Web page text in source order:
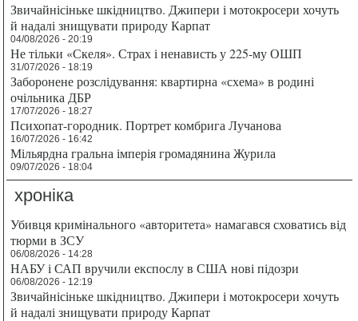
Звичайнісіньке шкідництво. Джипери і мотокросери хочуть
й надалі знищувати природу Карпат
04/08/2026 - 20:19
Не тільки «Скеля». Страх і ненависть у 225-му ОШП
31/07/2026 - 18:19
Заборонене розслідування: квартирна «схема» в родині
очільника ДБР
17/07/2026 - 18:27
Психопат-городник. Портрет комбрига Лучанова
16/07/2026 - 16:42
Мільярдна гральна імперія громадянина Журила
09/07/2026 - 18:04
хроніка
Убивця кримінального «авторитета» намагався сховатись від
тюрми в ЗСУ
06/08/2026 - 14:28
НАБУ і САП вручили експослу в США нові підозри
06/08/2026 - 12:19
Звичайнісіньке шкідництво. Джипери і мотокросери хочуть
й надалі знищувати природу Карпат